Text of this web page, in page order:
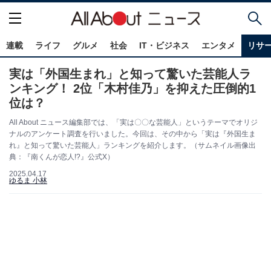
連載 ライフ グルメ 社会 IT・ビジネス エンタメ リサ
実は「外国生まれ」と知って驚いた芸能人ラ
ンキング！ 2位「木村佳乃」を抑えた圧倒的1
位は？
All About ニュース編集部では、「実は〇〇な芸能人」というテーマでオリジ
ナルのアンケート調査を行いました。今回は、その中から「実は『外国生ま
れ』と知って驚いた芸能人」ランキングを紹介します。（サムネイル画像出
典：『南くんが恋人!?』公式X）
2025.04.17
ゆるま 小林